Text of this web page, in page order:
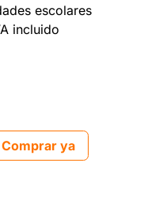
escolares
incluido
Comprar ya